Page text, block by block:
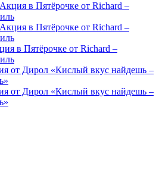
Акция в Пятёрочке от Richard –
Акция в Пятёрочке от Richard –
в Пятёрочке от Richard –
от Дирол «Кислый вкус найдешь –
от Дирол «Кислый вкус найдешь –